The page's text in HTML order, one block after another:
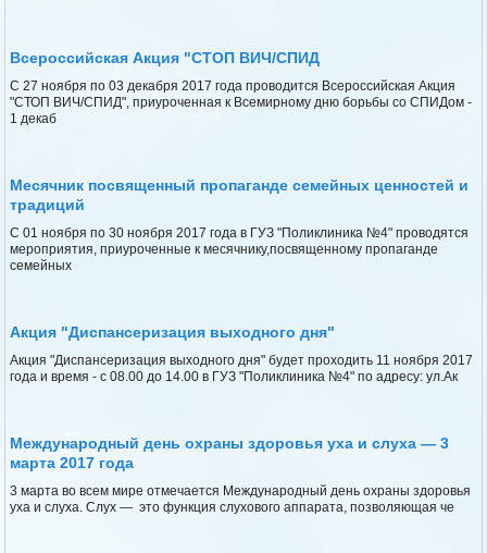
Всероссийская Акция "СТОП ВИЧ/СПИД
С 27 ноября по 03 декабря 2017 года проводится Всероссийская Акция
"СТОП ВИЧ/СПИД", приуроченная к Всемирному дню борьбы со СПИДом -
1 декаб
Месячник посвященный пропаганде семейных ценностей и
традиций
С 01 ноября по 30 ноября 2017 года в ГУЗ "Поликлиника №4" проводятся
мероприятия, приуроченные к месячнику,посвященному пропаганде
семейных
Акция "Диспансеризация выходного дня"
Акция "Диспансеризация выходного дня" будет проходить 11 ноября 2017
года и время - с 08.00 до 14.00 в ГУЗ "Поликлиника №4" по адресу: ул.Ак
Международный день охраны здоровья уха и слуха — 3
марта 2017 года
3 марта во всем мире отмечается Международный день охраны здоровья
уха и слуха. Слух — это функция слухового аппарата, позволяющая че